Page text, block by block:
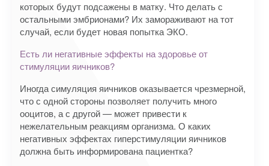
которых будут подсажены в матку. Что делать с
остальными эмбрионами? Их замораживают на тот
случай, если будет новая попытка ЭКО.
Есть ли негативные эффекты на здоровье от
стимуляции яичников?
Иногда симуляция яичников оказывается чрезмерной,
что с одной стороны позволяет получить много
ооцитов, а с другой — может привести к
нежелательным реакциям организма. О каких
негативных эффектах гиперстимуляции яичников
должна быть информирована пациентка?